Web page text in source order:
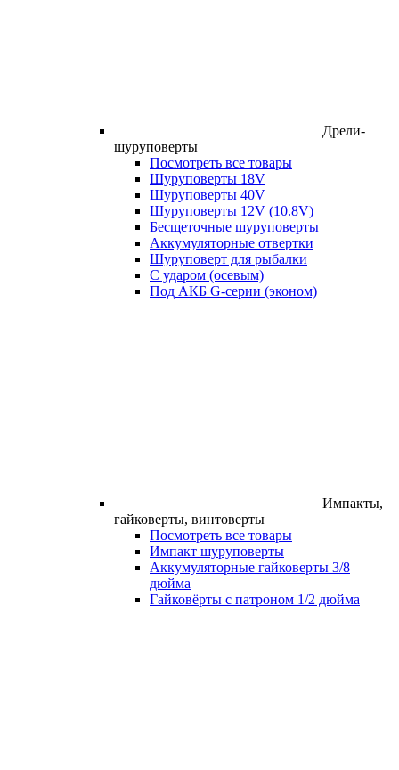
Дрели-
шуруповерты
Посмотреть все товары
Шуруповерты 18V
Шуруповерты 40V
Шуруповерты 12V (10.8V)
Бесщеточные шуруповерты
Аккумуляторные отвертки
Шуруповерт для рыбалки
С ударом (осевым)
Под АКБ G-серии (эконом)
Импакты,
гайковерты, винтоверты
Посмотреть все товары
Импакт шуруповерты
Аккумуляторные гайковерты 3/8
дюйма
Гайковёрты с патроном 1/2 дюйма